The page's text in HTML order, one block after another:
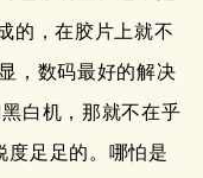
的，在胶片上就不
，数码最好的解决
白机，那就不在乎
度足足的。哪怕是